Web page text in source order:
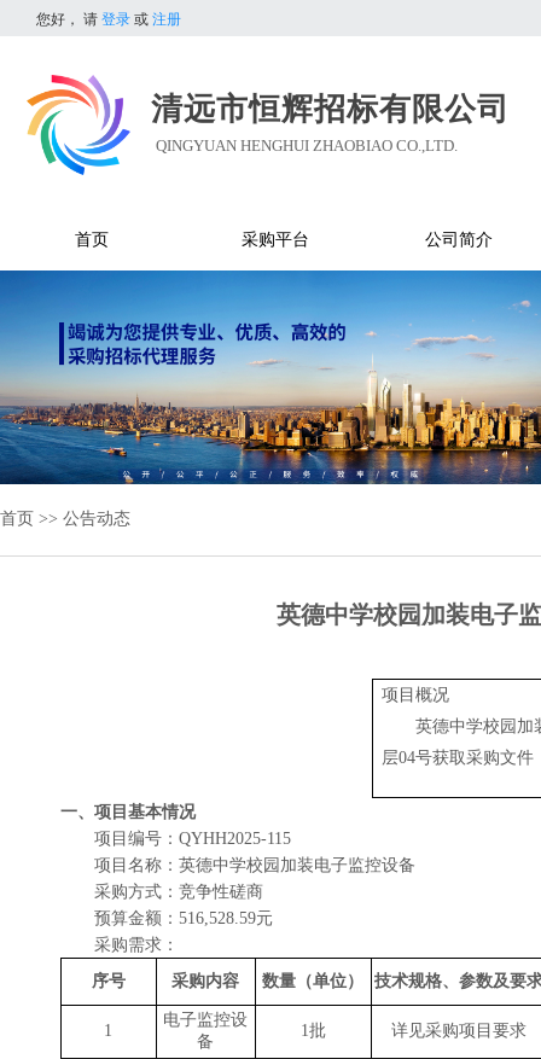
您好， 请 登录 或 注册
清远市恒辉招标有限公司
QINGYUAN HENGHUI ZHAOBIAO CO.,LTD.
首页 采购平台 公司简介
首页 >> 公告动态
英德中学校园加装电子
项目概况
英德中学校园加
层04号获取采购文件
一、项目基本情况
项目编号： QYHH2025-115
项目名称： 英德中学校园加装电子监控设备
采购方式： 竞争性磋商
预算金额： 516,528.59元
采购需求：
序号
采购内容 数量（单位） 技术规格、参数及要
1
电子监控设
备
1批 详见采购项目要求